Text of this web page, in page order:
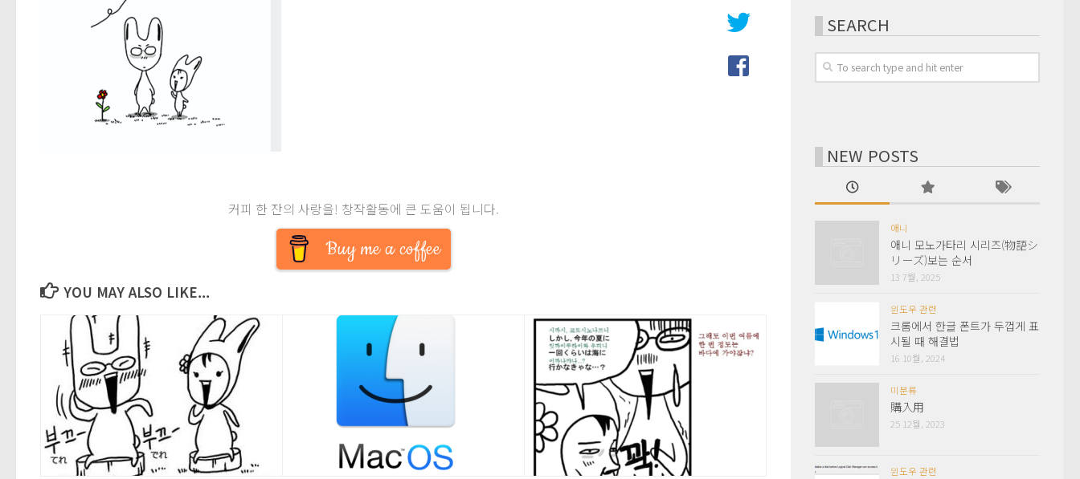
커피 한 잔의 사랑을! 창작활동에 큰 도움이 됩니다.
Buy me a coffee
YOU MAY ALSO LIKE...
SEARCH
NEW POSTS
애니
애니 모노가타리 시리즈(物語シ
リーズ)보는 순서
13 7월, 2025
윈도우 관련
크롬에서 한글 폰트가 두껍게 표
시될 때 해결법
16 10월, 2024
미분류
購入用
25 12월, 2023
윈도우 관련